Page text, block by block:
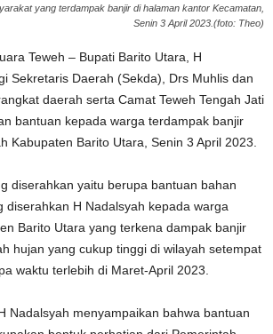
yang terdampak banjir di halaman kantor Kecamatan,
Senin 3 April 2023.(foto: Theo)
Teweh – Bupati Barito Utara, H
Sekretaris Daerah (Sekda), Drs Muhlis dan
daerah serta Camat Teweh Tengah Jati
bantuan kepada warga terdampak banjir
Kabupaten Barito Utara, Senin 3 April 2023.
diserahkan yaitu berupa bantuan bahan
diserahkan H Nadalsyah kepada warga
Barito Utara yang terkena dampak banjir
hujan yang cukup tinggi di wilayah setempat
waktu terlebih di Maret-April 2023.
Nadalsyah menyampaikan bahwa bantuan